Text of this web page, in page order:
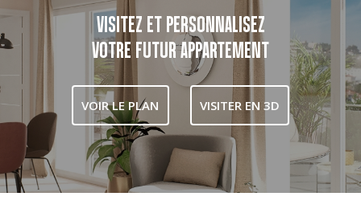
VISITEZ ET PERSONNALISEZ
VOTRE FUTUR APPARTEMENT
VOIR LE PLAN VISITER EN 3D